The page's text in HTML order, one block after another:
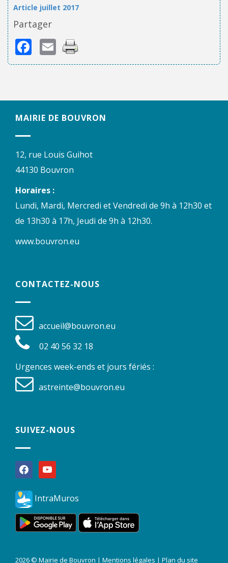
Article juillet 2017
Partager
Facebook
Email
MAIRIE DE BOUVRON
12, rue Louis Guihot
44130 Bouvron
Horaires :
Lundi, Mardi, Mercredi et Vendredi de 9h à 12h30 et
de 13h30 à 17h, Jeudi de 9h à 12h30.
www.bouvron.eu
CONTACTEZ-NOUS
accueil@bouvron.eu
02 40 56 32 18
Urgences week-ends et jours fériés :
astreinte@bouvron.eu
SUIVEZ-NOUS
facebookyoutube
IntraMuros
2026 © Mairie de Bouvron | Mentions légales | Plan du site